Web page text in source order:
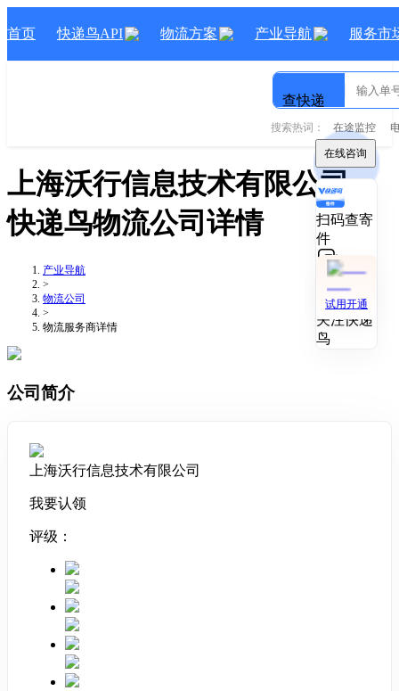
在线咨询
扫码查寄
件
技术对接
关注快递
鸟
试用开通
首页 快递鸟API 物流方案 产业导航 服务市
查快递
搜索热词： 在途监控
上海沃行信息技术有限公司-
快递鸟物流公司详情
产业导航
>
物流公司
>
物流服务商详情
公司简介
上海沃行信息技术有限公司
我要认领
评级：